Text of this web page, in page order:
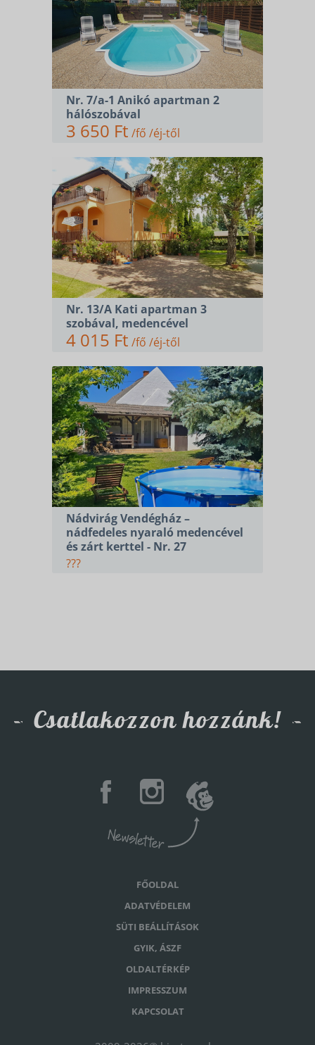
Nr. 7/a-1 Anikó apartman 2
hálószobával
3 650 Ft /fő /éj-től
Nr. 13/A Kati apartman 3
szobával, medencével
4 015 Ft /fő /éj-től
Nádvirág Vendégház –
nádfedeles nyaraló medencével
és zárt kerttel - Nr. 27
???
Csatlakozzon hozzánk!
FŐOLDAL
ADATVÉDELEM
SÜTI BEÁLLÍTÁSOK
GYIK, ÁSZF
OLDALTÉRKÉP
IMPRESSZUM
KAPCSOLAT